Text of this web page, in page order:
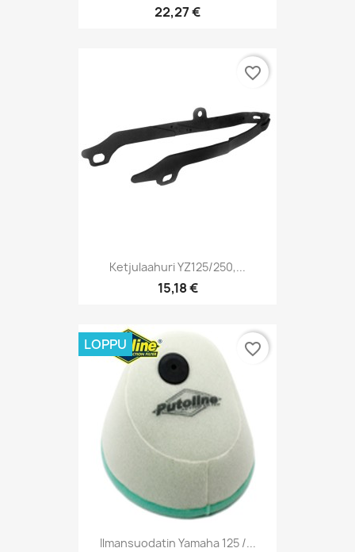
22,27 €
Ketjulaahuri YZ125/250,...
15,18 €
favorite_border
Ilmansuodatin Yamaha 125 /...
LOPPU favorite_border